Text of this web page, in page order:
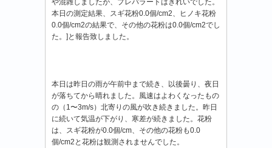
本日の測定結果、スギ花粉0.0個/cm2、ヒノキ花粉
0.0個/cm2の結果で、その他の花粉は0.0個/cm2でし
た。]と報告致しました。
本日は昨日の雨が午前中まで続き、以後曇り、夜日
が落ちてから晴れました。風速はよわくなったもの
の（1〜3m/s）北寄りの風が吹き続きました。昨日
に続いて気温が下がり、寒差が続きました。花粉
は、スギ花粉が0.0個/cm、その他の花粉も0.0
個/cm2と花粉は観測されませんでした。